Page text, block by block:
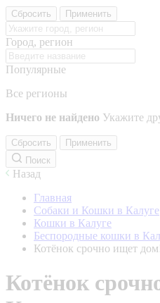
Сбросить Применить
Город, регион
Популярные
Все регионы
Ничего не найдено Укажите
Сбросить
Применить
Поиск
Назад
Главная
Собаки и Кошки в Калуге
Кошки в Калуге
Беспородные кошки в
Котёнок срочно ищет
Котёнок